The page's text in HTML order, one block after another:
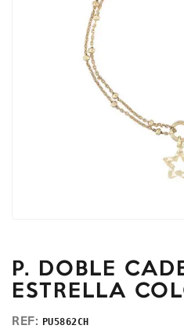
P. DOBLE
ESTRELLA
REF: PU5862CH